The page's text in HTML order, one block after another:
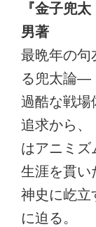
『金子兜
男著
最晩年の句
る兜太論―
過酷な戦場
追求から、
はアニミズ
生涯を貫い
神史に屹立
に迫る。